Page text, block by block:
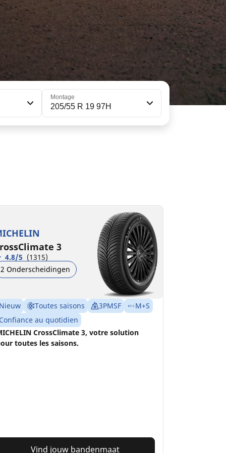
Montage
205/55 R 19 97H
3
4.8/5 (1315)
2 Onderscheidingen
Nieuw Toutes saisons 3PMSF
M+S
Confiance au quotidien
CrossClimate 3, votre solution
toutes les saisons.
Vind jouw bandenmaat